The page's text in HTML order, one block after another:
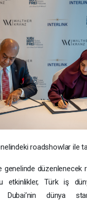
roadshowlar ile
genelinde düzenlenecek
etkinlikler, Türk iş
dünya